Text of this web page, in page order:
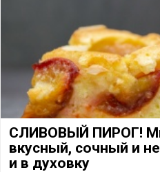
СЛИВОВЫЙ ПИРОГ!
вкусный, сочный и
и в духовку